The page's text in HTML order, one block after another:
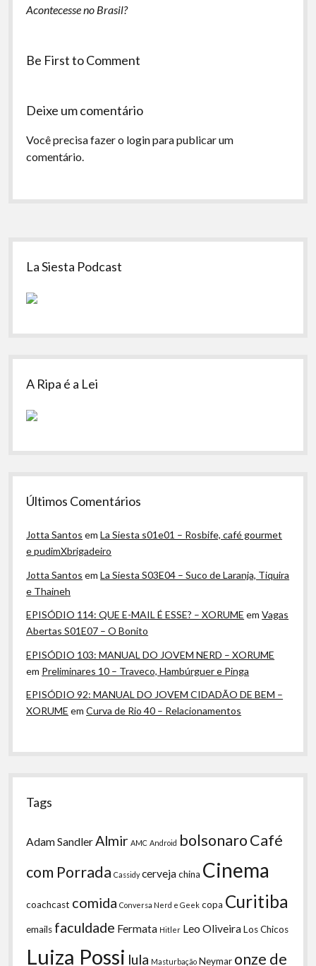
Acontecesse no Brasil?
Be First to Comment
Deixe um comentário
Você precisa fazer o loginpara publicar um
comentário.
Sidebar
La Siesta Podcast
A Ripa é a Lei
Últimos Comentários
Jotta Santos emLa Siesta s01e01 – Rosbife, café gourmet
e pudimXbrigadeiro
Jotta Santos emLa Siesta S03E04 – Suco de Laranja, Tiquira
e Thaineh
EPISÓDIO 114: QUE E-MAIL É ESSE? – XORUME emVagas
Abertas S01E07 – O Bonito
EPISÓDIO 103: MANUAL DO JOVEM NERD – XORUME
em Preliminares 10 – Traveco, Hambúrguer e Pinga
EPISÓDIO 92: MANUAL DO JOVEM CIDADÃO DE BEM –
XORUME emCurva de Rio 40 – Relacionamentos
Tags
Adam Sandler Almir AMC Android bolsonaroCafé
com Porrada Cassidy cervejachina Cinema
coachcast comida Conversa Nerd e Geek copa Curitiba
emails faculdade Fermata Hitler Leo OliveiraLos Chicos
Luiza Possi lula Masturbação Neymar onze de